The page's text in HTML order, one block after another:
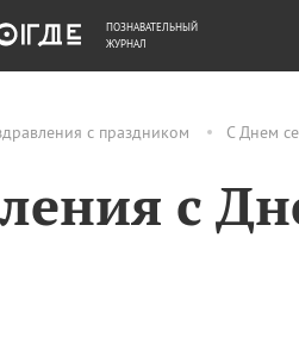
с праздником С Днем
с
ДЕНЬГИ
ПОЗНАВАТЕЛЬНЫЙ
ЖУРНАЛ